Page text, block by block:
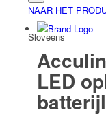
Sloveens
NAAR HET
LED